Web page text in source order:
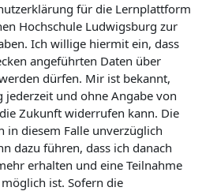
für die Lernplattform
Hochschule Ludwigsburg zur
Ich willige hiermit ein, dass
angeführten Daten über
dürfen. Mir ist bekannt,
jederzeit und ohne Angabe von
Zukunft widerrufen kann. Die
in diesem Falle unverzüglich
dazu führen, dass ich danach
erhalten und eine Teilnahme
ist. Sofern die